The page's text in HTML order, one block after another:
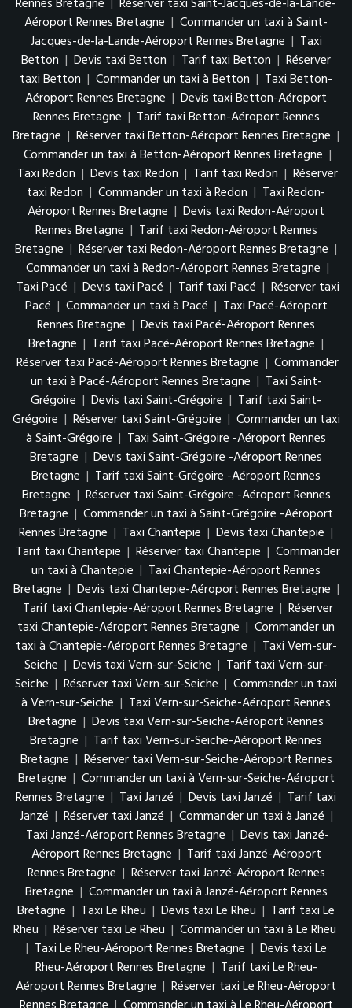
Aéroport Rennes Bretagne | Commander un taxi à Saint-
Jacques-de-la-Lande-Aéroport Rennes Bretagne | Taxi
Betton | Devis taxi Betton | Tarif taxi Betton | Réserver
taxi Betton | Commander un taxi à Betton | Taxi Betton-
Aéroport Rennes Bretagne | Devis taxi Betton-Aéroport
Rennes Bretagne | Tarif taxi Betton-Aéroport Rennes
Bretagne | Réserver taxi Betton-Aéroport Rennes Bretagne |
Commander un taxi à Betton-Aéroport Rennes Bretagne |
Taxi Redon | Devis taxi Redon | Tarif taxi Redon | Réserver
taxi Redon | Commander un taxi à Redon | Taxi Redon-
Aéroport Rennes Bretagne | Devis taxi Redon-Aéroport
Rennes Bretagne | Tarif taxi Redon-Aéroport Rennes
Bretagne | Réserver taxi Redon-Aéroport Rennes Bretagne |
Commander un taxi à Redon-Aéroport Rennes Bretagne |
Taxi Pacé | Devis taxi Pacé | Tarif taxi Pacé | Réserver taxi
Pacé | Commander un taxi à Pacé | Taxi Pacé-Aéroport
Rennes Bretagne | Devis taxi Pacé-Aéroport Rennes
Bretagne | Tarif taxi Pacé-Aéroport Rennes Bretagne |
Réserver taxi Pacé-Aéroport Rennes Bretagne | Commander
un taxi à Pacé-Aéroport Rennes Bretagne | Taxi Saint-
Grégoire | Devis taxi Saint-Grégoire | Tarif taxi Saint-
Grégoire | Réserver taxi Saint-Grégoire | Commander un taxi
à Saint-Grégoire | Taxi Saint-Grégoire -Aéroport Rennes
Bretagne | Devis taxi Saint-Grégoire -Aéroport Rennes
Bretagne | Tarif taxi Saint-Grégoire -Aéroport Rennes
Bretagne | Réserver taxi Saint-Grégoire -Aéroport Rennes
Bretagne | Commander un taxi à Saint-Grégoire -Aéroport
Rennes Bretagne | Taxi Chantepie | Devis taxi Chantepie |
Tarif taxi Chantepie | Réserver taxi Chantepie | Commander
un taxi à Chantepie | Taxi Chantepie-Aéroport Rennes
Bretagne | Devis taxi Chantepie-Aéroport Rennes Bretagne |
Tarif taxi Chantepie-Aéroport Rennes Bretagne | Réserver
taxi Chantepie-Aéroport Rennes Bretagne | Commander un
taxi à Chantepie-Aéroport Rennes Bretagne | Taxi Vern-sur-
Seiche | Devis taxi Vern-sur-Seiche | Tarif taxi Vern-sur-
Seiche | Réserver taxi Vern-sur-Seiche | Commander un taxi
à Vern-sur-Seiche | Taxi Vern-sur-Seiche-Aéroport Rennes
Bretagne | Devis taxi Vern-sur-Seiche-Aéroport Rennes
Bretagne | Tarif taxi Vern-sur-Seiche-Aéroport Rennes
Bretagne | Réserver taxi Vern-sur-Seiche-Aéroport Rennes
Bretagne | Commander un taxi à Vern-sur-Seiche-Aéroport
Rennes Bretagne | Taxi Janzé | Devis taxi Janzé | Tarif taxi
Janzé | Réserver taxi Janzé | Commander un taxi à Janzé |
Taxi Janzé-Aéroport Rennes Bretagne | Devis taxi Janzé-
Aéroport Rennes Bretagne | Tarif taxi Janzé-Aéroport
Rennes Bretagne | Réserver taxi Janzé-Aéroport Rennes
Bretagne | Commander un taxi à Janzé-Aéroport Rennes
Bretagne | Taxi Le Rheu | Devis taxi Le Rheu | Tarif taxi Le
Rheu | Réserver taxi Le Rheu | Commander un taxi à Le Rheu
| Taxi Le Rheu-Aéroport Rennes Bretagne | Devis taxi Le
Rheu-Aéroport Rennes Bretagne | Tarif taxi Le Rheu-
Aéroport Rennes Bretagne | Réserver taxi Le Rheu-Aéroport